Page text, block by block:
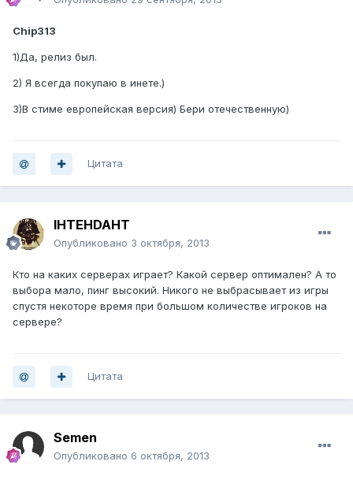
Chip313
1)Да, релиз был.
2) Я всегда покупаю в инете.)
3)В стиме европейская версия) Бери отечественную)
Цитата
IHTEHDAHT
Опубликовано 3 октября, 2013
Кто на каких серверах играет? Какой сервер оптимален? А то
выбора мало, пинг высокий. Никого не выбрасывает из игры
спустя некоторе время при большом количестве игроков на
сервере?
Цитата
Semen
Опубликовано 6 октября, 2013